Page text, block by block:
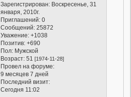
Зарегистрирован: Воскресенье, 31
января, 2010г.
Приглашений: 0
Сообщений: 25872
Уважение: +1038
Позитив: +690
Пол: Мужской
Возраст: 51[1974-11-28]
Провел на форуме:
9 месяцев 7 дней
Последний визит:
Сегодня 11:02